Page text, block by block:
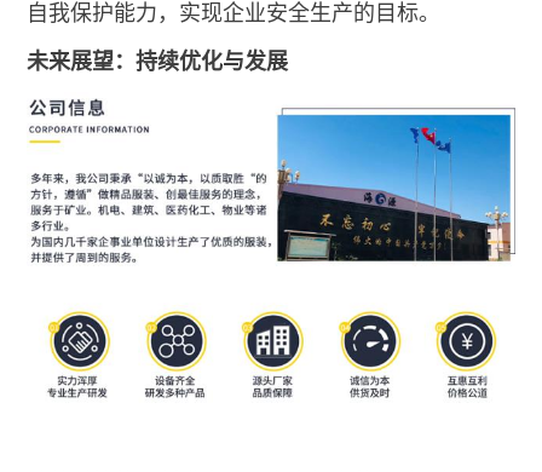
自我保护能力，实现企业安全生产的目标。
未来展望：持续优化与发展